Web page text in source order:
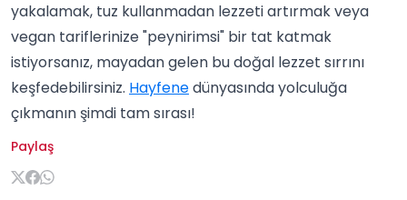
yakalamak, tuz kullanmadan lezzeti artırmak veya
vegan tariflerinize "peynirimsi" bir tat katmak
istiyorsanız, mayadan gelen bu doğal lezzet sırrını
keşfedebilirsiniz. Hayfenedünyasında yolculuğa
çıkmanın şimdi tam sırası!
Paylaş